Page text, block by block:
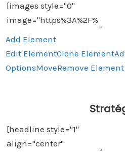
Add Element
Edit ElementClone Element
OptionsMoveRemove Element